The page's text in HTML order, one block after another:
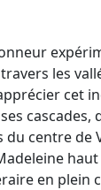
les
cet
centre
en